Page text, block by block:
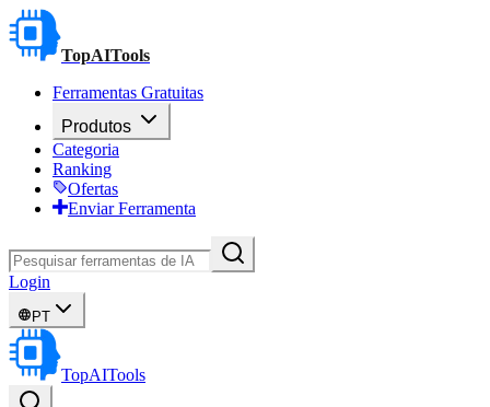
TopAITools
Ferramentas Gratuitas
Produtos
Categoria
Ranking
Ofertas
Enviar Ferramenta
Login
PT
TopAITools